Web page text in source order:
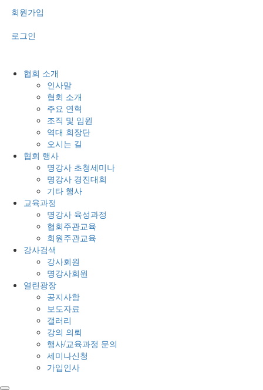
회원가입
로그인
협회 소개
인사말
협회 소개
주요 연혁
조직 및 임원
역대 회장단
오시는 길
협회 행사
명강사 초청세미나
명강사 경진대회
기타 행사
교육과정
명강사 육성과정
협회주관교육
회원주관교육
강사검색
강사회원
명강사회원
열린광장
공지사항
보도자료
갤러리
강의 의뢰
행사/교육과정 문의
세미나신청
가입인사